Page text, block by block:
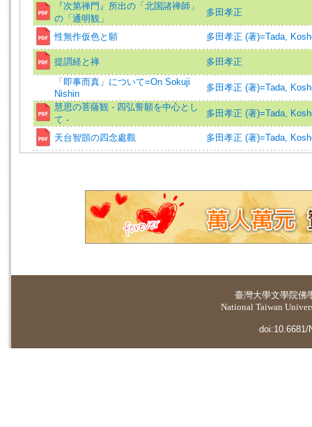
『次第禅門』所出の「北国諸禅師」
の「通明観」
多田孝正
性無作仮色と願 多田孝正 (著)=Tada,
提謂経と禅
多田孝正
「即事而真」について=On Sokuji
Nishin
多田孝正 (著)=Tada,
慧思の菩薩観 - 四弘誓願を中心とし
て -
多田孝正 (著)=Tada,
天台智顗の四念處觀 多田孝正 (著)=Tada,
臺灣大學文學院佛
National Taiwan
doi:10.6681/